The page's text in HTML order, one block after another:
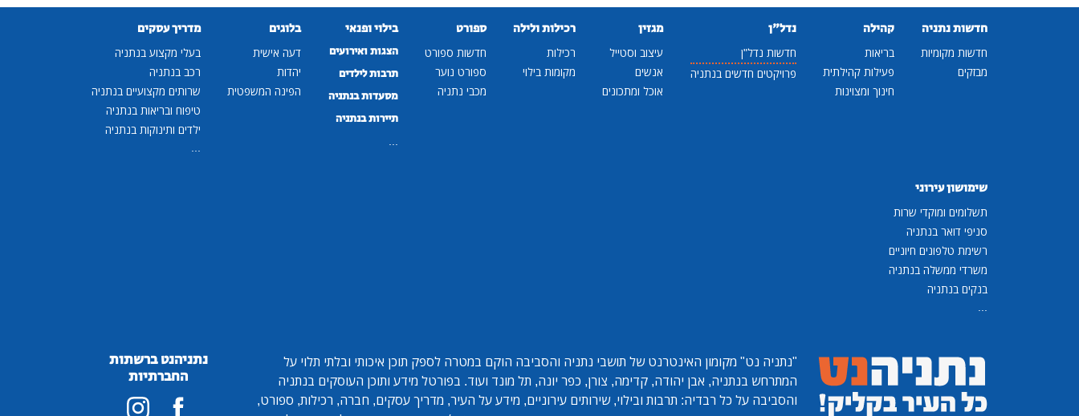
חדשות נתניה
חדשות מקומיות
מבזקים
קהילה
בריאות
פעילות קהילתית
חינוך ומצוינות
נדל"ן
חדשות נדל"ן
פרויקטים חדשים בנתניה
מגזין
עיצוב וסטייל
אנשים
אוכל ומתכונים
רכילות ולילה
רכילות
מקומות בילוי
ספורט
חדשות ספורט
ספורט נוער
מכבי נתניה
בילוי ופנאי
הצגות ואירועים
תרבות לילדים
מסעדות בנתניה
תיירות בנתניה
...
בלוגים
דעה אישית
יהדות
הפינה המשפטית
מדריך עסקים
בעלי מקצוע בנתניה
רכב בנתניה
שרותים מקצועיים בנתניה
טיפוח ובריאות בנתניה
ילדים ותינוקות בנתניה
...
שימושון עירוני
תשלומים ומוקדי שרות
סניפי דואר בנתניה
רשימת טלפונים חיוניים
משרדי ממשלה בנתניה
בנקים בנתניה
...
"נתניה נט" מקומון האינטרנט של תושבי נתניה והסביבה הוקם במטרה לספק תוכן איכותי ובלתי תלוי על
המתרחש בנתניה, אבן יהודה, קדימה, צורן, כפר יונה, תל מונד ועוד. בפורטל מידע ותוכן העוסקים בנתניה
והסביבה על כל רבדיה: תרבות ובילוי, שירותים עירוניים, מידע על העיר, מדריך עסקים, חברה, רכילות, ספורט,
נתניהנט ברשתות
החברתיות